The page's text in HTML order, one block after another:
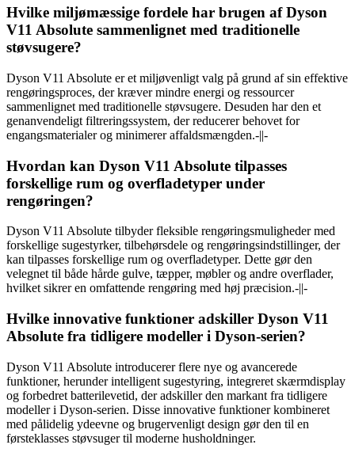
Hvilke miljømæssige fordele har brugen af Dyson
V11 Absolute sammenlignet med traditionelle
støvsugere?
Dyson V11 Absolute er et miljøvenligt valg på grund af sin effektive
rengøringsproces, der kræver mindre energi og ressourcer
sammenlignet med traditionelle støvsugere. Desuden har den et
genanvendeligt filtreringssystem, der reducerer behovet for
engangsmaterialer og minimerer affaldsmængden.-||-
Hvordan kan Dyson V11 Absolute tilpasses
forskellige rum og overfladetyper under
rengøringen?
Dyson V11 Absolute tilbyder fleksible rengøringsmuligheder med
forskellige sugestyrker, tilbehørsdele og rengøringsindstillinger, der
kan tilpasses forskellige rum og overfladetyper. Dette gør den
velegnet til både hårde gulve, tæpper, møbler og andre overflader,
hvilket sikrer en omfattende rengøring med høj præcision.-||-
Hvilke innovative funktioner adskiller Dyson V11
Absolute fra tidligere modeller i Dyson-serien?
Dyson V11 Absolute introducerer flere nye og avancerede
funktioner, herunder intelligent sugestyring, integreret skærmdisplay
og forbedret batterilevetid, der adskiller den markant fra tidligere
modeller i Dyson-serien. Disse innovative funktioner kombineret
med pålidelig ydeevne og brugervenligt design gør den til en
førsteklasses støvsuger til moderne husholdninger.